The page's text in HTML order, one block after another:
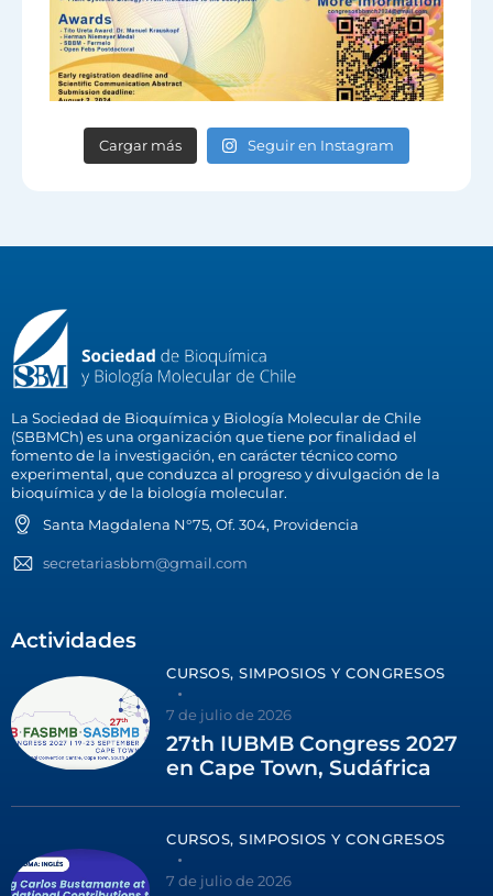
Cargar más Seguir en Instagram
La Sociedad de Bioquímica y Biología Molecular de Chile
(SBBMCh) es una organización que tiene por finalidad el
fomento de la investigación, en carácter técnico como
experimental, que conduzca al progreso y divulgación de la
bioquímica y de la biología molecular.
Santa Magdalena N°75, Of. 304, Providencia
secretariasbbm@gmail.com
Actividades
CURSOS, SIMPOSIOS Y CONGRESOS
7 de julio de 2026
27th IUBMB Congress 2027
en Cape Town, Sudáfrica
CURSOS, SIMPOSIOS Y CONGRESOS
7 de julio de 2026